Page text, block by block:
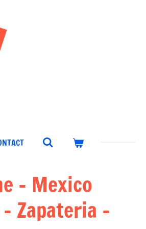
- Mexico
Zapateria –